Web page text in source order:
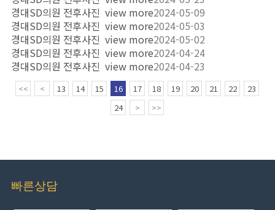
경대SD의원 전후사진 view more2024-05-09
경대SD의원 전후사진 view more2024-05-03
경대SD의원 전후사진 view more2024-05-02
경대SD의원 전후사진 view more2024-04-24
경대SD의원 전후사진 view more2024-04-23
<< < 13 14 15 16 17 18 19 20 21 22
23
24
> >>
빠른상담